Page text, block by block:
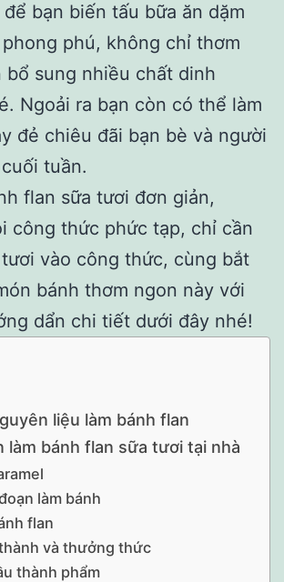
bạn biến tấu bữa ăn dặm
phú, không chỉ thơm
bổ sung nhiều chất dinh
Ngoải ra bạn còn có thể làm
đẻ chiêu đãi bạn bè và người
tuần.
flan sữa tươi đơn giản,
công thức phức tạp, chỉ cần
vào công thức, cùng bắt
bánh thơm ngon này với
dẩn chi tiết dưới đây nhé!
liệu làm bánh flan
làm bánh flan sữa tươi tại nhà
làm bánh
flan
và thưởng thức
thành phẩm